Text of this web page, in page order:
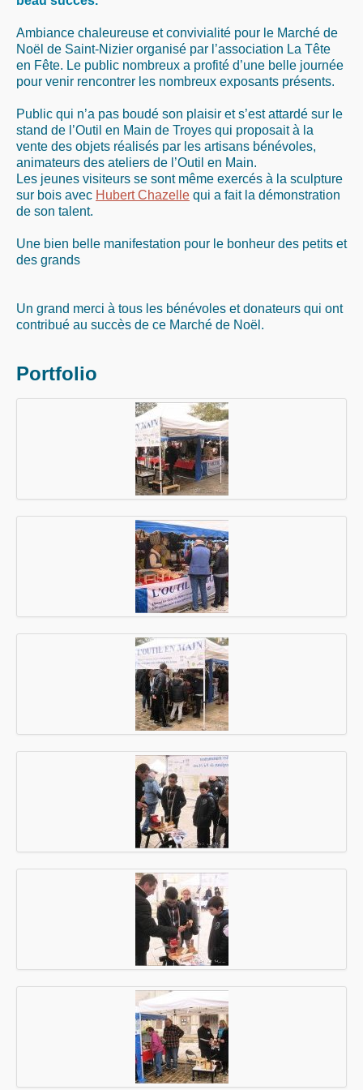
Ambiance chaleureuse et convivialité pour le Marché de
Noël de Saint-Nizier organisé par l’association La Tête
en Fête. Le public nombreux a profité d’une belle journée
pour venir rencontrer les nombreux exposants présents.
Public qui n’a pas boudé son plaisir et s’est attardé sur le
stand de l’Outil en Main de Troyes qui proposait à la
vente des objets réalisés par les artisans bénévoles,
animateurs des ateliers de l’Outil en Main.
Les jeunes visiteurs se sont même exercés à la sculpture
sur bois avec Hubert Chazelle qui a fait la démonstration
de son talent.
Une bien belle manifestation pour le bonheur des petits et
des grands
Un grand merci à tous les bénévoles et donateurs qui ont
contribué au succès de ce Marché de Noël.
Portfolio